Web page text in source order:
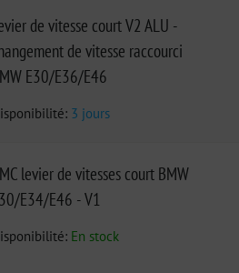
de vitesse court V2 ALU -
de vitesse raccourci
E30/E36/E46
3 jours
levier de vitesses court BMW
E34/E46 - V1
En stock